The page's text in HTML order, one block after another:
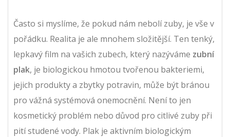
Často si myslíme, že pokud nám nebolí zuby, je vše v
pořádku. Realita je ale mnohem složitější. Ten tenký,
lepkavý film na vašich zubech, který nazýváme zubní
plak, je biologickou hmotou tvořenou bakteriemi,
jejich produkty a zbytky potravin, může být bránou
pro vážná systémová onemocnění. Není to jen
kosmetický problém nebo důvod pro citlivé zuby při
pití studené vody. Plak je aktivním biologickým